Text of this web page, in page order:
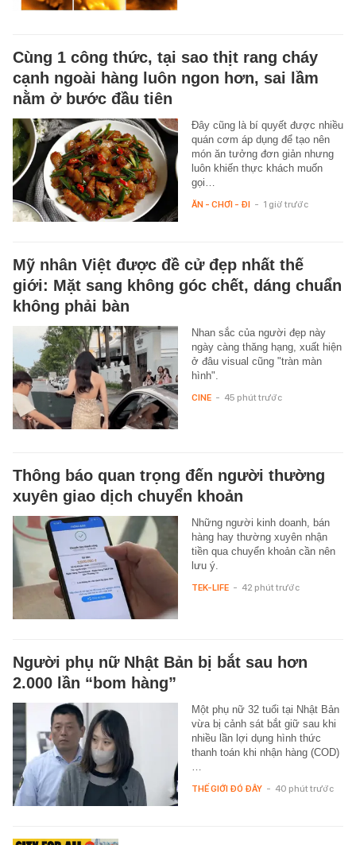
Cùng 1 công thức, tại sao thịt rang cháy
cạnh ngoài hàng luôn ngon hơn, sai lầm
nằm ở bước đầu tiên
Đây cũng là bí quyết được nhiều
quán cơm áp dụng để tạo nên
món ăn tưởng đơn giản nhưng
luôn khiến thực khách muốn
gọi…
ĂN - CHƠI - ĐI - 1 giờ trước
Mỹ nhân Việt được đề cử đẹp nhất thế
giới: Mặt sang không góc chết, dáng chuẩn
không phải bàn
Nhan sắc của người đẹp này
ngày càng thăng hạng, xuất hiện
ở đâu visual cũng "tràn màn
hình".
CINE - 45 phút trước
Thông báo quan trọng đến người thường
xuyên giao dịch chuyển khoản
Những người kinh doanh, bán
hàng hay thường xuyên nhận
tiền qua chuyển khoản cần nên
lưu ý.
TEK-LIFE - 42 phút trước
Người phụ nữ Nhật Bản bị bắt sau hơn
2.000 lần “bom hàng”
Một phụ nữ 32 tuổi tại Nhật Bản
vừa bị cảnh sát bắt giữ sau khi
nhiều lần lợi dụng hình thức
thanh toán khi nhận hàng (COD)
THẾ GIỚI ĐÓ ĐÂY - 40 phút trước